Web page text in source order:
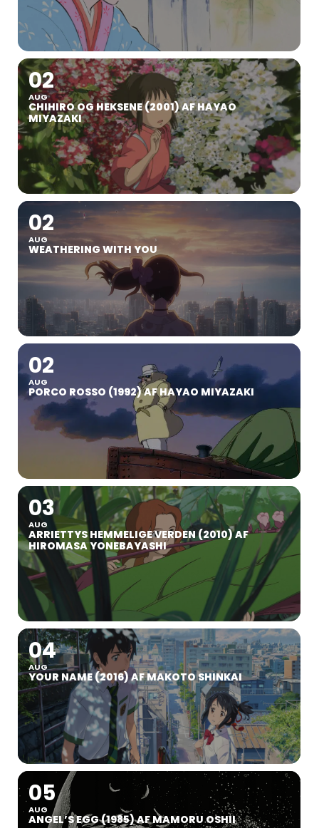
02
AUG
CHIHIRO OG HEKSENE (2001) AF HAYAO
MIYAZAKI
02
AUG
WEATHERING WITH YOU
02
AUG
PORCO ROSSO (1992) AF HAYAO MIYAZAKI
03
AUG
ARRIETTYS HEMMELIGE VERDEN (2010) AF
HIROMASA YONEBAYASHI
04
AUG
YOUR NAME (2016) AF MAKOTO SHINKAI
05
AUG
ANGEL’S EGG (1985) AF MAMORU OSHII